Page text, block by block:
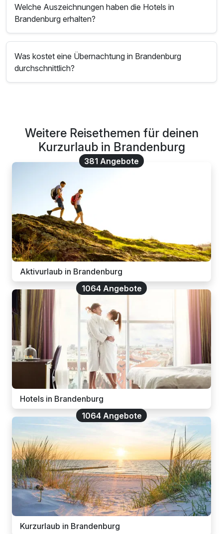
Welche Auszeichnungen haben die Hotels in
Brandenburg erhalten?
Was kostet eine Übernachtung in Brandenburg
durchschnittlich?
Weitere Reisethemen für deinen
Kurzurlaub in Brandenburg
381 Angebote
Aktivurlaub in Brandenburg
1064 Angebote
Hotels in Brandenburg
1064 Angebote
Kurzurlaub in Brandenburg